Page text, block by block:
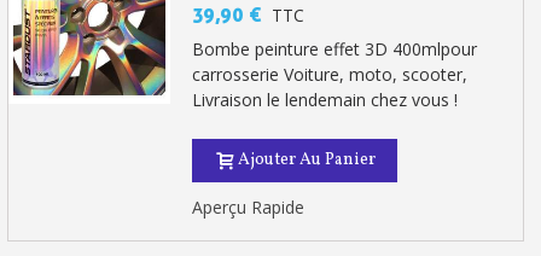
39,90 € TTC
Bombe peinture effet 3D 400mlpour
carrosserie Voiture, moto, scooter,
Livraison le lendemain chez vous !
Ajouter Au Panier
Aperçu Rapide